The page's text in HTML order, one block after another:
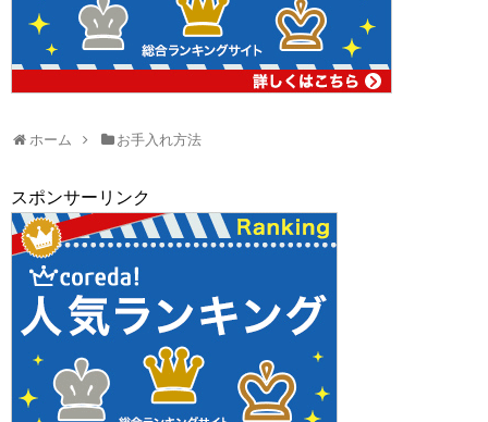
ホーム お手入れ方法
スポンサーリンク